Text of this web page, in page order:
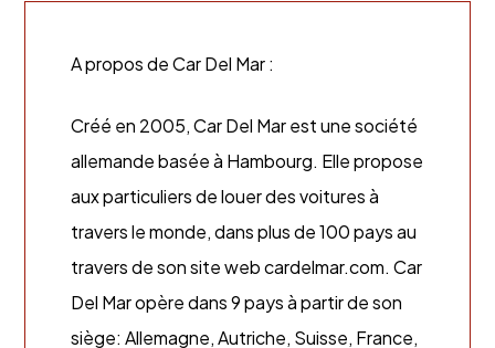
A propos de Car Del Mar :
Créé en 2005, Car Del Mar est une société
allemande basée à Hambourg. Elle propose
aux particuliers de louer des voitures à
travers le monde, dans plus de 100 pays au
travers de son site web cardelmar.com. Car
Del Mar opère dans 9 pays à partir de son
siège: Allemagne, Autriche, Suisse, France,